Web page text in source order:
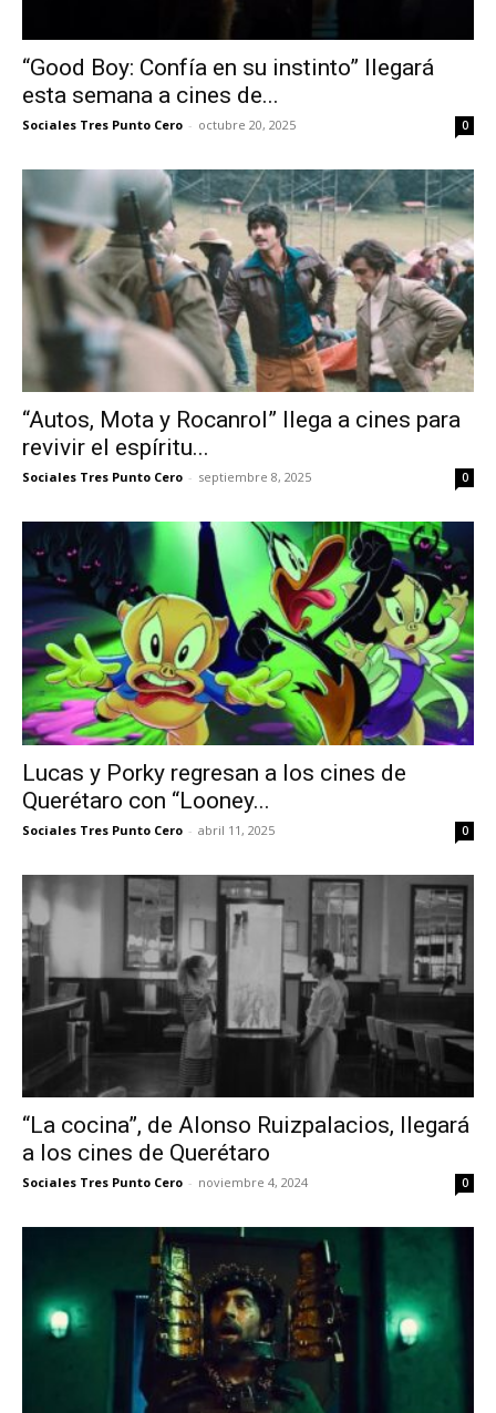
“Good Boy: Confía en su instinto” llegará
esta semana a cines de...
Sociales Tres Punto Cero - octubre 20, 2025 0
“Autos, Mota y Rocanrol” llega a cines para
revivir el espíritu...
Sociales Tres Punto Cero - septiembre 8, 2025 0
Lucas y Porky regresan a los cines de
Querétaro con “Looney...
Sociales Tres Punto Cero - abril 11, 2025 0
“La cocina”, de Alonso Ruizpalacios, llegará
a los cines de Querétaro
Sociales Tres Punto Cero - noviembre 4, 2024 0